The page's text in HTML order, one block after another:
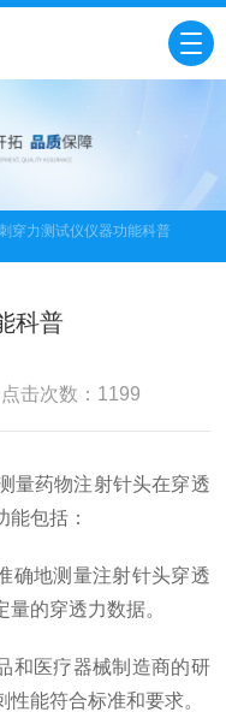
穿力测试仪仪器功能科普
科普
点击次数：1199
药物注射针头在穿透
包括：
地测量注射针头穿透
的穿透力数据。
医疗器械制造商的研
能符合标准和要求。